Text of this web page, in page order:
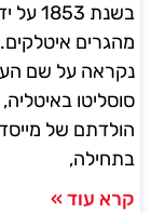
בשנת
מהגרים
נקראה על שם
סוסליטו באיטליה,
הולדתם של
בתחילה,
קרא עוד »